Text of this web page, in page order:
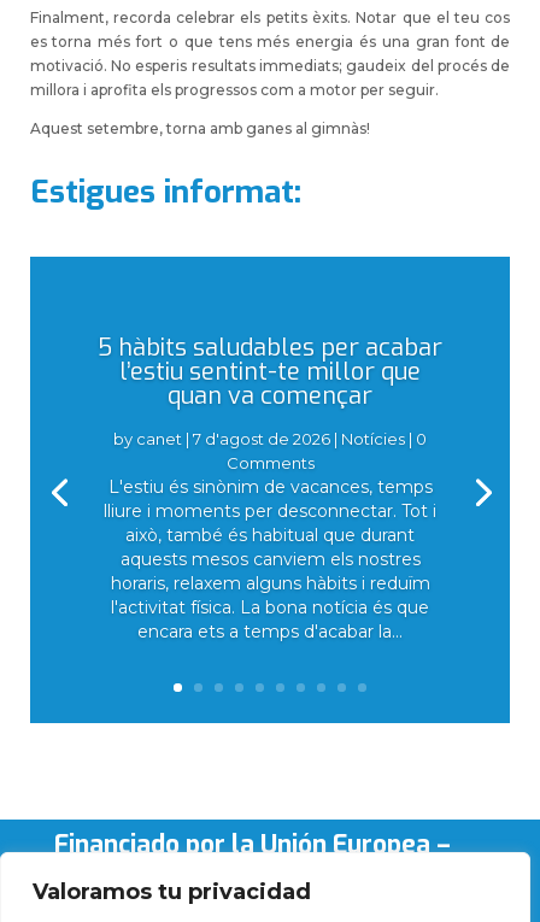
Valoramos tu privacidad
Finalment, recorda celebrar els petits èxits. Notar que el teu cos
es torna més fort o que tens més energia és una gran font de
motivació. No esperis resultats immediats; gaudeix del procés de
millora i aprofita els progressos com a motor per seguir.
Aquest setembre, torna amb ganes al gimnàs!
Estigues informat:
5 hàbits saludables per acabar
l’estiu sentint-te millor que
quan va començar
by canet | 7 d'agost de 2026 | Notícies | 0
Comments
L'estiu és sinònim de vacances, temps
lliure i moments per desconnectar. Tot i
això, també és habitual que durant
aquests mesos canviem els nostres
horaris, relaxem alguns hàbits i reduïm
l'activitat física. La bona notícia és que
encara ets a temps d'acabar la...
Financiado por la Unión Europea –